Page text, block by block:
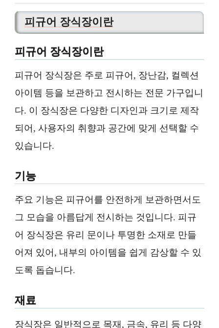
피규어 장식장이란
피규어 장식장이란
피규어 장식장은 주로 피규어, 장난감, 컬렉션
아이템 등을 보관하고 전시하는 전문 가구입니
다. 이 장식장은 다양한 디자인과 크기로 제작
되어, 사용자의 취향과 공간에 맞게 선택할 수
있습니다.
기능
주요 기능은 피규어를 안전하게 보관하면서도
그 모습을 아름답게 전시하는 것입니다. 피규
어 장식장은 유리 문이나 투명한 소재로 만들
어져 있어, 내부의 아이템을 쉽게 감상할 수 있
도록 돕습니다.
재료
장식장은 일반적으로 목재, 금속, 유리 등 다양